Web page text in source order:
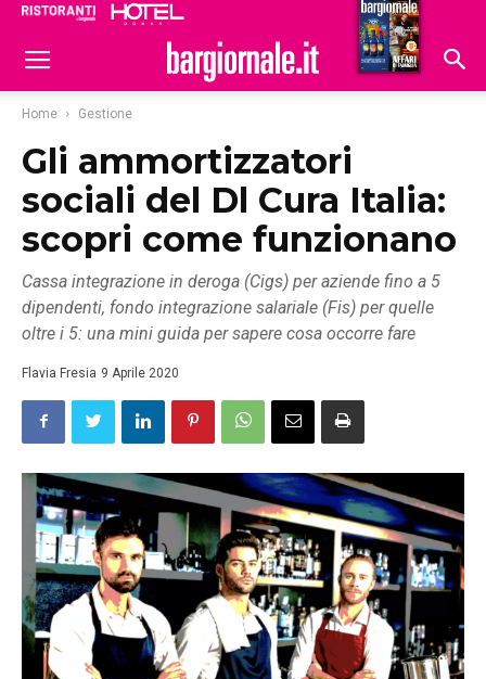
Hoteldomani
Home Gestione
Gli ammortizzatori
sociali del Dl Cura Italia:
scopri come funzionano
Cassa integrazione in deroga (Cigs) per aziende fino a 5
dipendenti, fondo integrazione salariale (Fis) per quelle
oltre i 5: una mini guida per sapere cosa occorre fare
Flavia Fresia 9 Aprile 2020